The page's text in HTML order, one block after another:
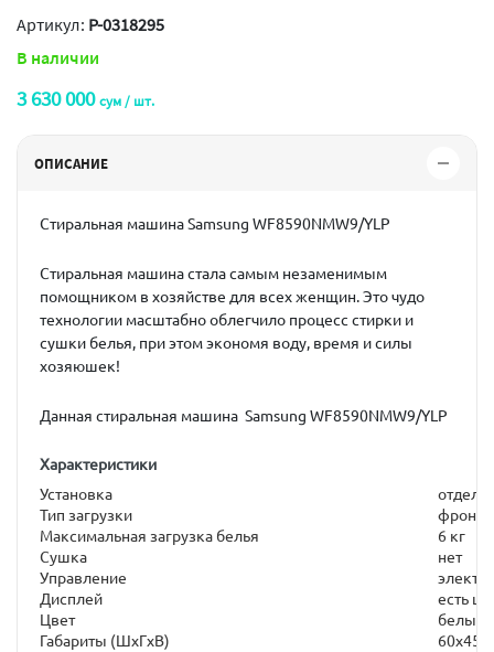
Артикул: P-0318295
В наличии
3 630 000сум / шт.
ОПИСАНИЕ
Стиральная машина Samsung WF8590NMW9/YLP
Стиральная машина стала самым незаменимым
помощником в хозяйстве для всех женщин. Это чудо
технологии масштабно облегчило процесс стирки и
сушки белья, при этом экономя воду, время и силы
хозяюшек!
Данная стиральная машина Samsung WF8590NMW9/YLP
Характеристики
Установка
Тип загрузки
Максимальная загрузка белья
6 кг
Сушка
нет
Управление
Дисплей
есть
Цвет
белый,
Габариты (ШxГxВ)